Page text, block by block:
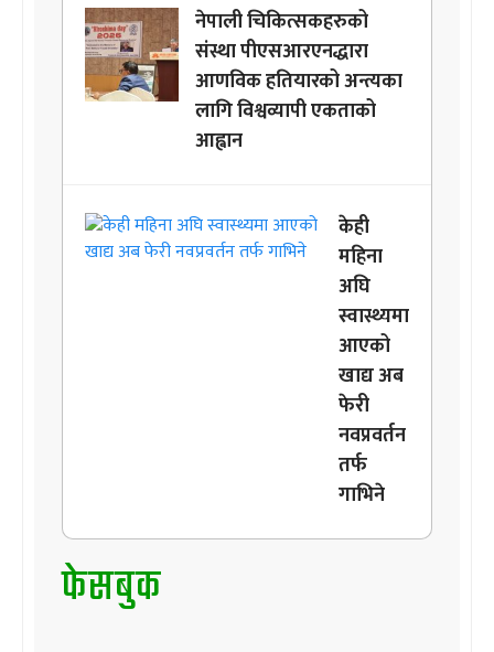
नेपाली चिकित्सकहरुको
संस्था पीएसआरएनद्धारा
आणविक हतियारको अन्त्यका
लागि विश्वव्यापी एकताको
आह्वान
केही
महिना
अघि
स्वास्थ्यमा
आएको
खाद्य अब
फेरी
नवप्रवर्तन
तर्फ
गाभिने
फेसबुक